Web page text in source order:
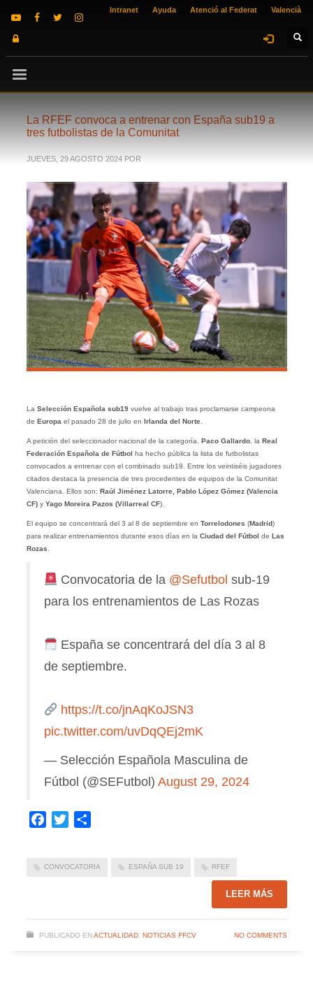
Intranet Ayuda Atenció al Federat Valencià
La RFEF convoca a entrenar con España sub19 a
tres futbolistas de la Comunitat
JUEVES, 29 AGOSTO 2024 POR
La Selección Española sub19 vuelve al trabajo tras proclamarse campeona
de Europa el pasado 28 de julio en Irlanda del Norte.
A petición del seleccionador nacional de la categoría, Paco Gallardo, la Real
Federación Española de Fútbol ha hecho pública la lista de futbolistas
convocados a entrenar con el combinado sub19. Entre los veintiséis jugadores
citados destaca la presencia de tres procedentes de equipos de la Comunitat
Valenciana. Ellos son: Raúl Jiménez Latorre, Pablo López Gómez (Valencia
CF)y Yago Moreira Pazos (Villarreal CF).
El equipo se concentrará del 3 al 8 de septiembre en Torrelodones (Madrid)
para realizar entrenamientos durante esos días en la Ciudad del Fútbol de Las
Rozas
Convocatoria de la @Sefutbol sub-19
para los entrenamientos de Las Rozas
España se concentrará del día 3 al 8
de septiembre.
https://t.co/jnAqKoJSN3
pic.twitter.com/uvDqQEj2mK
— Selección Española Masculina de
Fútbol (@SEFutbol) August 29, 2024
Facebook
Twitter
CONVOCATORIA ESPAÑA SUB 19 RFEF
LEER MÁS
PUBLICADO EN ACTUALIDAD, NOTICIAS FFCV NO COMMENTS